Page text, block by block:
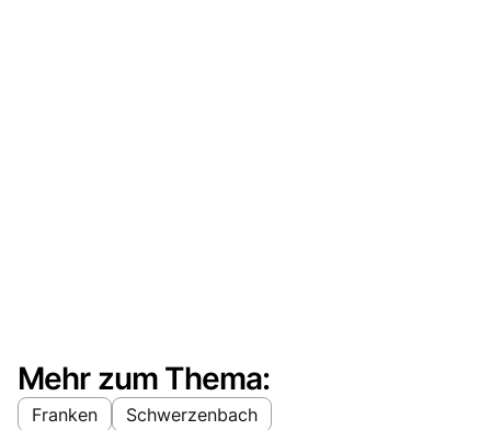
Mehr zum Thema:
Franken Schwerzenbach